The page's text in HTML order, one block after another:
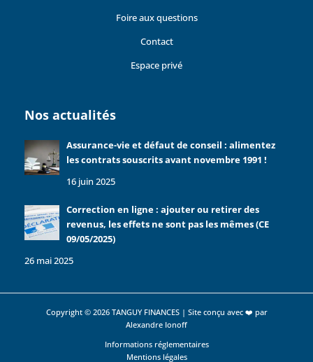
Foire aux questions
Contact
Espace privé
Nos actualités
Assurance-vie et défaut de conseil : alimentez
les contrats souscrits avant novembre 1991 !
16 juin 2025
Correction en ligne : ajouter ou retirer des
revenus, les effets ne sont pas les mêmes (CE
09/05/2025)
26 mai 2025
Copyright © 2026 TANGUY FINANCES | Site conçu avec ❤️ par
Alexandre Ionoff
Informations réglementaires
Mentions légales